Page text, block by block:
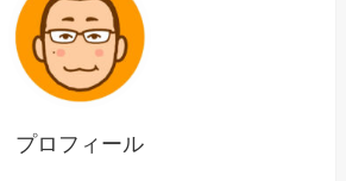
プロフィール